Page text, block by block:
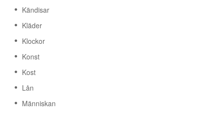
Kändisar
Kläder
Klockor
Konst
Kost
Lån
Människan